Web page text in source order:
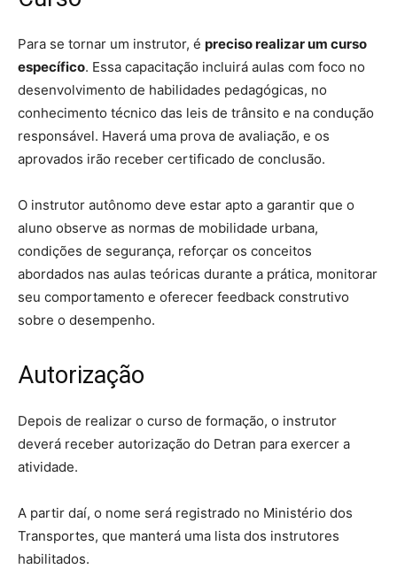
Para se tornar um instrutor, é preciso realizar um curso
específico. Essa capacitação incluirá aulas com foco no
desenvolvimento de habilidades pedagógicas, no
conhecimento técnico das leis de trânsito e na condução
responsável. Haverá uma prova de avaliação, e os
aprovados irão receber certificado de conclusão.
O instrutor autônomo deve estar apto a garantir que o
aluno observe as normas de mobilidade urbana,
condições de segurança, reforçar os conceitos
abordados nas aulas teóricas durante a prática, monitorar
seu comportamento e oferecer feedback construtivo
sobre o desempenho.
Autorização
Depois de realizar o curso de formação, o instrutor
deverá receber autorização do Detran para exercer a
atividade.
A partir daí, o nome será registrado no Ministério dos
Transportes, que manterá uma lista dos instrutores
habilitados.